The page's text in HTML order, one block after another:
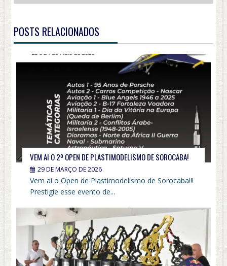
POSTS RELACIONADOS
VEM AI O 2º OPEN DE PLASTIMODELISMO DE SOROCABA!
29 DE MARÇO DE 2026
Vem ai o Open de Plastimodelismo de Sorocaba!!!
Prestigie esse evento de...